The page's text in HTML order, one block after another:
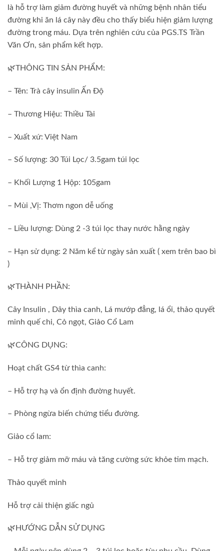
là hỗ trợ làm giảm đường huyết và những bệnh nhân tiểu
đường khi ăn lá cây này đều cho thấy biểu hiện giảm lượng
đường trong máu. Dựa trên nghiên cứu của PGS.TS Trần
Văn Ơn, sản phẩm kết hợp.
🌿THÔNG TIN SẢN PHẨM:
– Tên: Trà cây insulin Ấn Độ
– Thương Hiệu: Thiều Tài
– Xuất xứ: Việt Nam
– Số lượng: 30 Túi Lọc/ 3.5gam túi lọc
– Khối Lượng 1 Hộp: 105gam
– Mùi ,Vị: Thơm ngon dễ uống
– Liều lượng: Dùng 2 -3 túi lọc thay nước hằng ngày
– Hạn sử dụng: 2 Năm kể từ ngày sản xuất ( xem trên bao bì
)
🌿THÀNH PHẦN:
Cây Insulin , Dây thìa canh, Lá mướp đẳng, lá ổi, thảo quyết
minh quế chi, Cỏ ngọt, Giảo Cổ Lam
🌿CÔNG DỤNG:
Hoạt chất GS4 từ thìa canh:
– Hỗ trợ hạ và ổn định đường huyết.
– Phòng ngừa biến chứng tiểu đường.
Giảo cổ lam:
– Hỗ trợ giảm mỡ máu và tăng cường sức khỏe tim mạch.
Thảo quyết minh
Hỗ trợ cải thiện giấc ngủ
🌿HƯỚNG DẪN SỬ DỤNG